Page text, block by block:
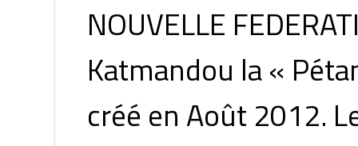
NOUVELLE
Katmandou la «
créé en Août 2012.